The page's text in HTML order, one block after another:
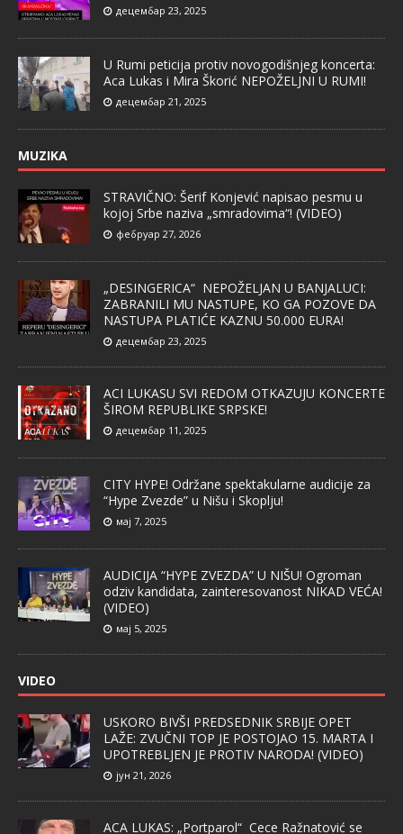
децембар 23, 2025
U Rumi peticija protiv novogodišnjeg koncerta:
Aca Lukas i Mira Škorić NEPOŽELJNI U RUMI!
децембар 21, 2025
MUZIKA
STRAVIČNO: Šerif Konjević napisao pesmu u
kojoj Srbe naziva „smradovima“! (VIDEO)
фебруар 27, 2026
„DESINGERICA“ NEPOŽELJAN U BANJALUCI:
ZABRANILI MU NASTUPE, KO GA POZOVE DA
NASTUPA PLATIĆE KAZNU 50.000 EURA!
децембар 23, 2025
ACI LUKASU SVI REDOM OTKAZUJU KONCERTE
ŠIROM REPUBLIKE SRPSKE!
децембар 11, 2025
CITY HYPE! Održane spektakularne audicije za
“Hype Zvezde” u Nišu i Skoplju!
мај 7, 2025
AUDICIJA “HYPE ZVEZDA” U NIŠU! Ogroman
odziv kandidata, zainteresovanost NIKAD VEĆA!
(VIDEO)
мај 5, 2025
VIDEO
USKORO BIVŠI PREDSEDNIK SRBIJE OPET
LAŽE: ZVUČNI TOP JE POSTOJAO 15. MARTA I
UPOTREBLJEN JE PROTIV NARODA! (VIDEO)
јун 21, 2026
ACA LUKAS: „Portparol“ Cece Ražnatović se